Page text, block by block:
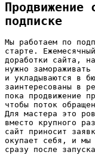
Продвижение
подписке
Мы работаем по
старте.
доработки сайта,
нужно
и укладываются в
заинтересованы в
пока продвижение
чтобы поток
Для мастера это
вместо крупного
сайт приносит
окупает себя, и мы
сразу после